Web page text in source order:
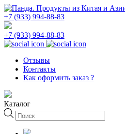
+7 (933) 994-88-83
+7 (933) 994-88-83
Отзывы
Контакты
Как оформить заказ ?
Каталог
Поиск
товаров